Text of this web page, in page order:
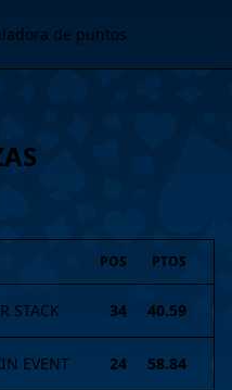
de puntos
POS PTOS
STACK 34 40.59
EVENT 24 58.84